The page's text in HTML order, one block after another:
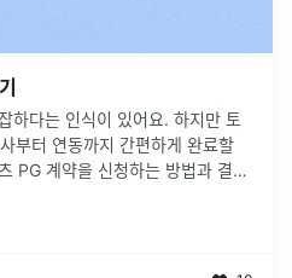
하다는 인식이 있어요. 하지만 토
부터 연동까지 간편하게 완료할
PG 계약을 신청하는 방법과 결제